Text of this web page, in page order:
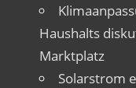
Haushalts
Marktplatz
Solarstrom